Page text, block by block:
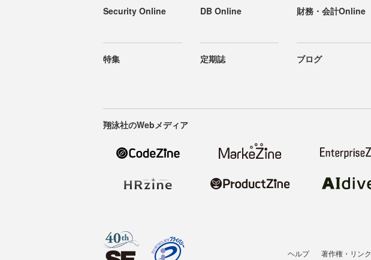
Security Online DB Online 財務・会計Online
特集 定期誌 ブログ
翔泳社のWebメディア
ヘルプ 著作権・リンク